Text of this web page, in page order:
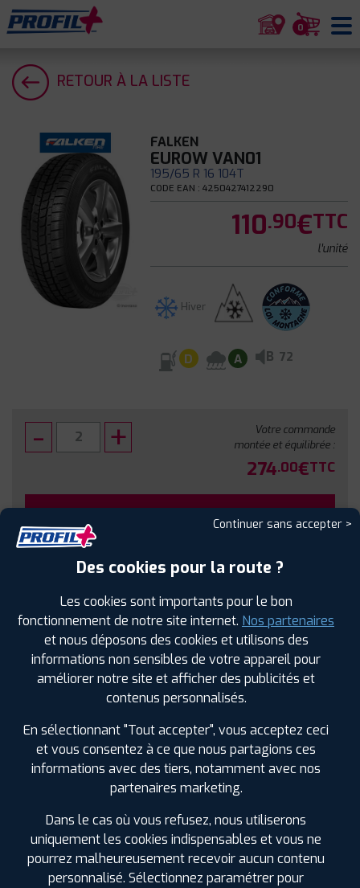
0
RETOUR À LA LISTE
FALKEN
EUROW VAN01
195/65 R 16 104T
CODE EAN : 4250427412290
110.90€TTC
l'unité
Hiver
D A B 72
Votre commande
montée et équilibrée :
274.00€TTC
Sous réserve de disponibilité en agence
SPÉCIFICATIONS AVIS CLIENTS ÉTIQUETAGE
Continuer sans accepter >
Des cookies pour la route ?
Les cookies sont importants pour le bon
fonctionnement de notre site internet. Nos partenaires
et nous déposons des cookies et utilisons des
informations non sensibles de votre appareil pour
améliorer notre site et afficher des publicités et
contenus personnalisés.
En sélectionnant "Tout accepter", vous acceptez ceci
et vous consentez à ce que nous partagions ces
informations avec des tiers, notamment avec nos
partenaires marketing.
Dans le cas où vous refusez, nous utiliserons
uniquement les cookies indispensables et vous ne
pourrez malheureusement recevoir aucun contenu
personnalisé. Sélectionnez paramétrer pour